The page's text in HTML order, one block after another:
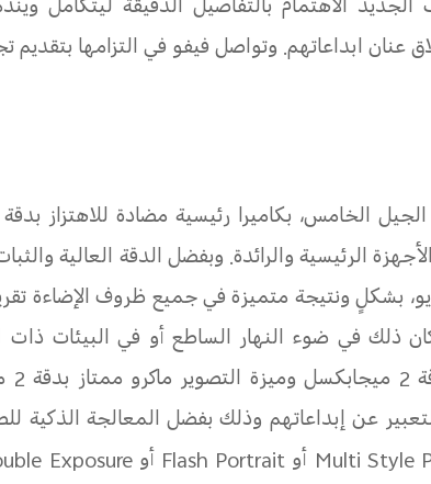
الجديد الاهتمام بالتفاصيل الدقيقة ليتكامل
ابداعاتهم. وتواصل فيفو في التزامها بتقديم
الرئيسية والرائدة. وبفضل الدقة العالية
بشكلٍ ونتيجة متميزة في جميع ظروف الإضاءة
ذلك في ضوء النهار الساطع أو في البيئات ذات
عن إبداعاتهم وذلك بفضل المعالجة الذكية
Multi Style أو Flash Portrait أوExposure